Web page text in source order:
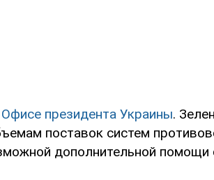
Офисе президента Украины.
поставок систем
дополнительной